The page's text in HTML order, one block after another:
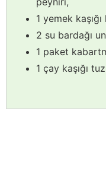
1 yemek
2 su bardağı
1 paket
1 çay kaşığı